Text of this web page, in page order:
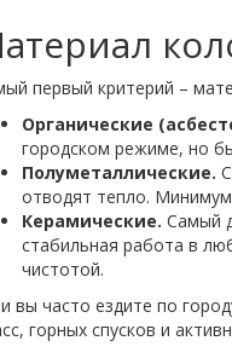
первый критерий –
Органические
городском режиме, но
Полуметаллические.
отводят тепло.
Керамические. Самый
стабильная работа в
чистотой.
вы часто ездите по
горных спусков и